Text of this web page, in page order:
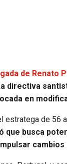
de Renato
directiva
en
estratega de
que busca